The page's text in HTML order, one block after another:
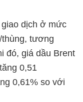
dịch ở mức
thùng, tương
đó, giá dầu Brent
0,51
0,61% so với